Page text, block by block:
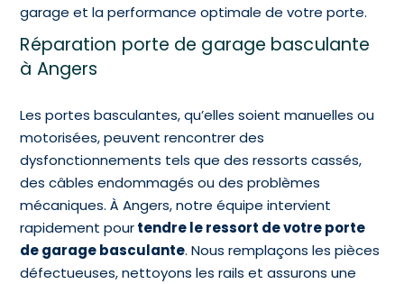
garage et la performance optimale de votre porte.
Réparation porte de garage basculante
à Angers
Les portes basculantes, qu’elles soient manuelles ou
motorisées, peuvent rencontrer des
dysfonctionnements tels que des ressorts cassés,
des câbles endommagés ou des problèmes
mécaniques. À Angers, notre équipe intervient
rapidement pourtendre le ressort de votre porte
de garage basculante. Nous remplaçons les pièces
défectueuses, nettoyons les rails et assurons une